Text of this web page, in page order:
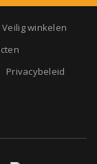
Veilig winkelen
Privacybeleid